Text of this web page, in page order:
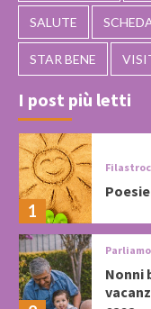
SALUTE
STAR BENE
I post più letti
1
Nonni